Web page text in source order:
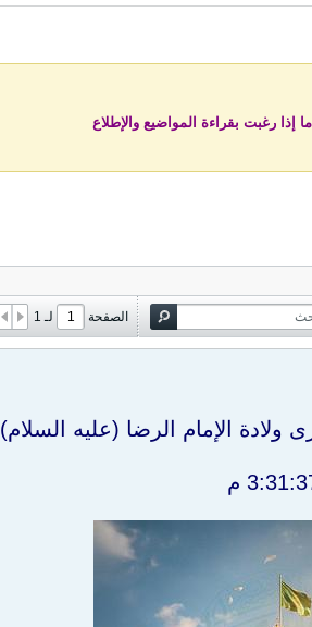
إذا رغبت بقراءة المواضيع والإطلاع
الصفحة لـ 1
ولادة الإمام الرضا (عليه السلام)